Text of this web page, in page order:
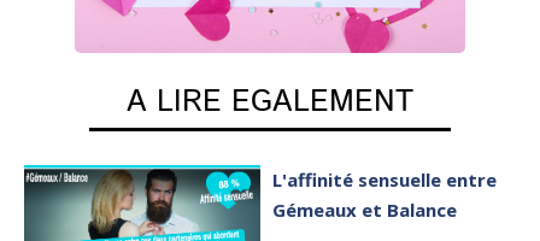
A LIRE EGALEMENT
L'affinité sensuelle entre
Gémeaux et Balance